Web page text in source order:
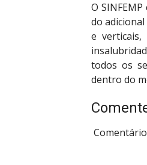
O
do
e verticais,
todos os
dentro do